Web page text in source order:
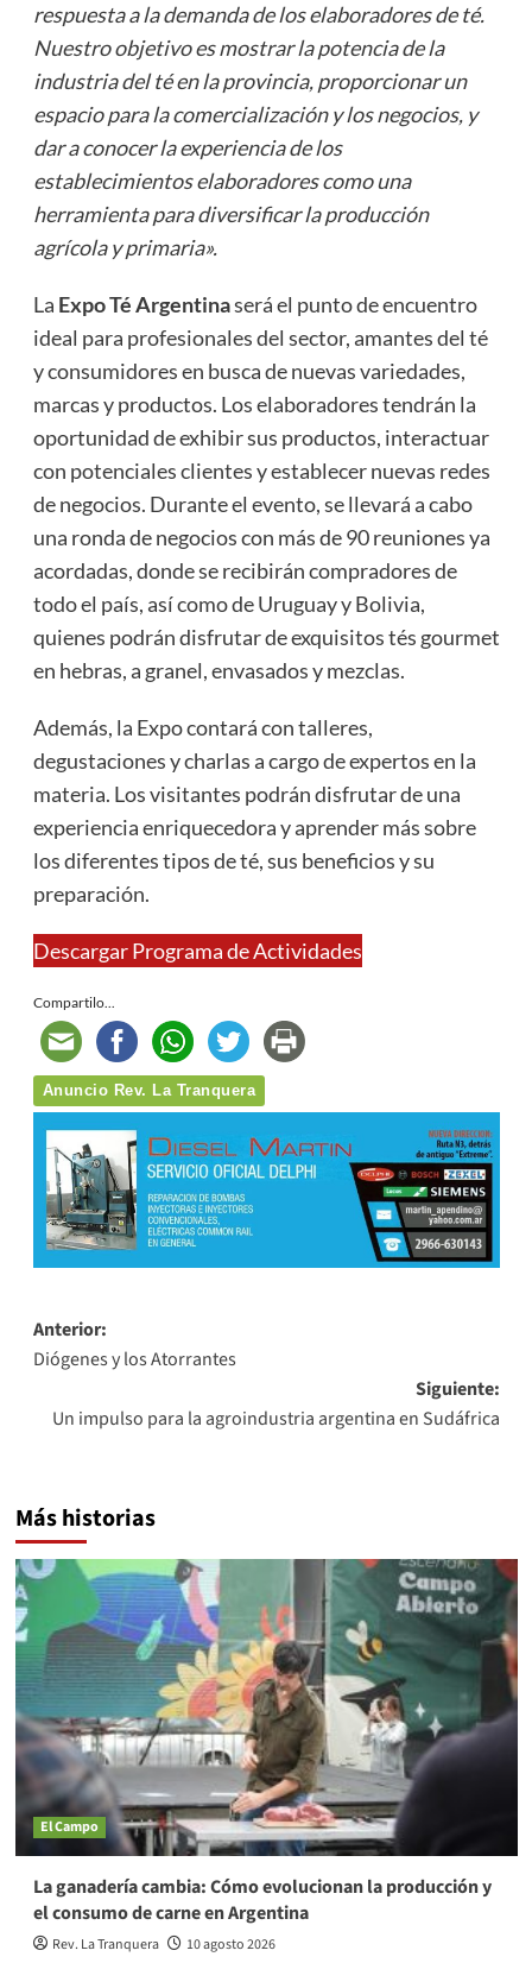
respuesta a la demanda de los elaboradores de té.
Nuestro objetivo es mostrar la potencia de la
industria del té en la provincia, proporcionar un
espacio para la comercialización y los negocios, y
dar a conocer la experiencia de los
establecimientos elaboradores como una
herramienta para diversificar la producción
agrícola y primaria».
La Expo Té Argentinaserá el punto de encuentro
ideal para profesionales del sector, amantes del té
y consumidores en busca de nuevas variedades,
marcas y productos. Los elaboradores tendrán la
oportunidad de exhibir sus productos, interactuar
con potenciales clientes y establecer nuevas redes
de negocios. Durante el evento, se llevará a cabo
una ronda de negocios con más de 90 reuniones ya
acordadas, donde se recibirán compradores de
todo el país, así como de Uruguay y Bolivia,
quienes podrán disfrutar de exquisitos tés gourmet
en hebras, a granel, envasados y mezclas.
Además, la Expo contará con talleres,
degustaciones y charlas a cargo de expertos en la
materia. Los visitantes podrán disfrutar de una
experiencia enriquecedora y aprender más sobre
los diferentes tipos de té, sus beneficios y su
preparación.
Descargar Programa de Actividades
Compartilo...
Anuncio Rev. La Tranquera
Navegación
de
entradas
Anterior:
Diógenes y los Atorrantes
Siguiente:
Un impulso para la agroindustria argentina en Sudáfrica
Más historias
El Campo
La ganadería cambia: Cómo evolucionan la producción y
el consumo de carne en Argentina
Rev. La Tranquera 10 agosto 2026